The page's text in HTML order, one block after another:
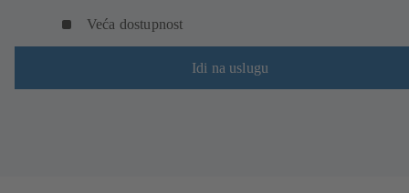
Veća dostupnost
Idi na uslugu